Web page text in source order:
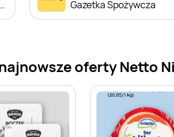
Inspiracje tygodnia Pokój Dziecka Gazetka Spożywcza
oferty Netto